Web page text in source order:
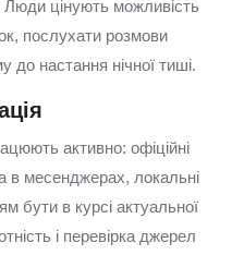
Люди цінують можливість
послухати розмови
до настання нічної тиші.
активно: офіційні
в месенджерах, локальні
бути в курсі актуальної
і перевірка джерел